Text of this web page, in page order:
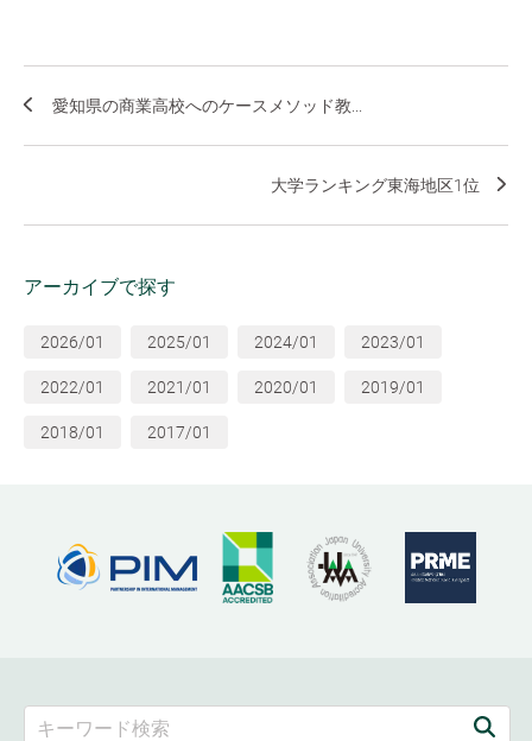
愛知県の商業高校へのケースメソッド教...
大学ランキング東海地区1位
アーカイブで探す
2026/01 2025/01 2024/01 2023/01
2022/01 2021/01 2020/01 2019/01
2018/01 2017/01